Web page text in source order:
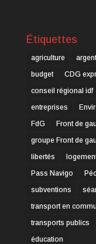
Étiquettes
agriculture
budget
CDG
conseil régional idf
entreprises
FdG
Front de
groupe Front de
libertés
Pass Navigo
subventions
transport en
transports publics
éducation